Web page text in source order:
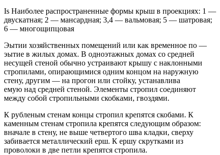
Is Наиболее распространенные формы крыш в проекциях: 1 —
двускатная; 2 — мансардная; 3,4 — вальмовая; 5 — шатровая;
6 — многощипцовая
Эытии хозяйственных помещений или как временное по —
эытие в жилых домах. В одноэтажных домах со средней
несущей стеной обычно устраивают крышу с наклонны­ми
стропилами, опирающимися одним концом на наруж­ную
стену, другим — на прогон или стойку, устанавлива­
емую над средней стеной. Элементы стропил соединяют
между собой стропильными скобками, гвоздями.
К рубленым стенам концы стропил крепятся скоба­ми. К
каменным стенам стропила крепятся следующим образом:
вначале в стену, не выше четвертого шва клад­ки, сверху
забивается металлический ерш. К ершу скрут­ками из
проволоки в две петли крепятся стропила.